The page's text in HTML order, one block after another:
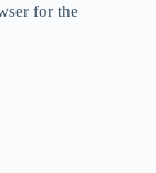
for the